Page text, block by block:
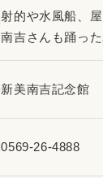
射的や水風船、
南吉さんも踊っ
新美南吉記念館
0569-26-4888